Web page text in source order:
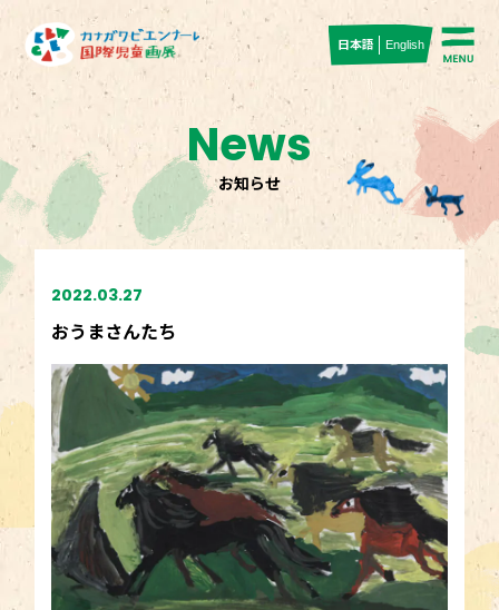
English
日本語
News
お知らせ
2022.03.27
おうまさんたち